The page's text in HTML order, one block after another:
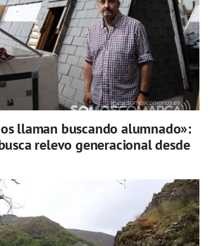
llaman buscando alumnado»:
relevo generacional desde